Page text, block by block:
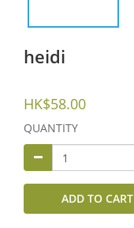
heidi
HK$58.00
QUANTITY
ADD TO CART